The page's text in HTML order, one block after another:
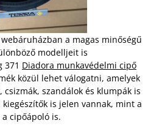
a magas minőségű
modelljeit is
371 Diadora munkavédelmi cipő
közül lehet válogatni, amelyek
csizmák, szandálok és klumpák is
is jelen vannak, mint a
cipőápoló is.